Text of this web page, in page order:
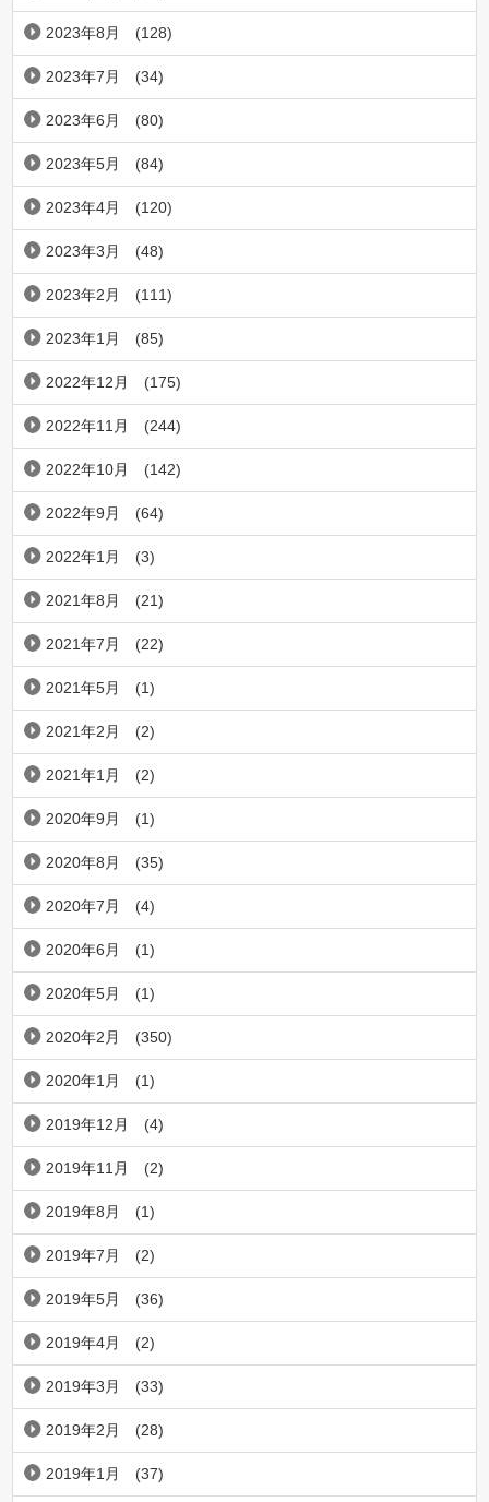
2023年8月 (128)
2023年7月 (34)
2023年6月 (80)
2023年5月 (84)
2023年4月 (120)
2023年3月 (48)
2023年2月 (111)
2023年1月 (85)
2022年12月 (175)
2022年11月 (244)
2022年10月 (142)
2022年9月 (64)
2022年1月 (3)
2021年8月 (21)
2021年7月 (22)
2021年5月 (1)
2021年2月 (2)
2021年1月 (2)
2020年9月 (1)
2020年8月 (35)
2020年7月 (4)
2020年6月 (1)
2020年5月 (1)
2020年2月 (350)
2020年1月 (1)
2019年12月 (4)
2019年11月 (2)
2019年8月 (1)
2019年7月 (2)
2019年5月 (36)
2019年4月 (2)
2019年3月 (33)
2019年2月 (28)
2019年1月 (37)